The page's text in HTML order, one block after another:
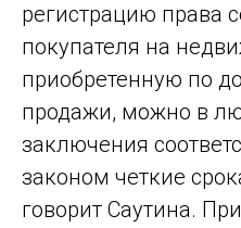
регистрацию права
покупателя на
приобретенную по
продажи, можно в
заключения
законом четкие
говорит Саутина.